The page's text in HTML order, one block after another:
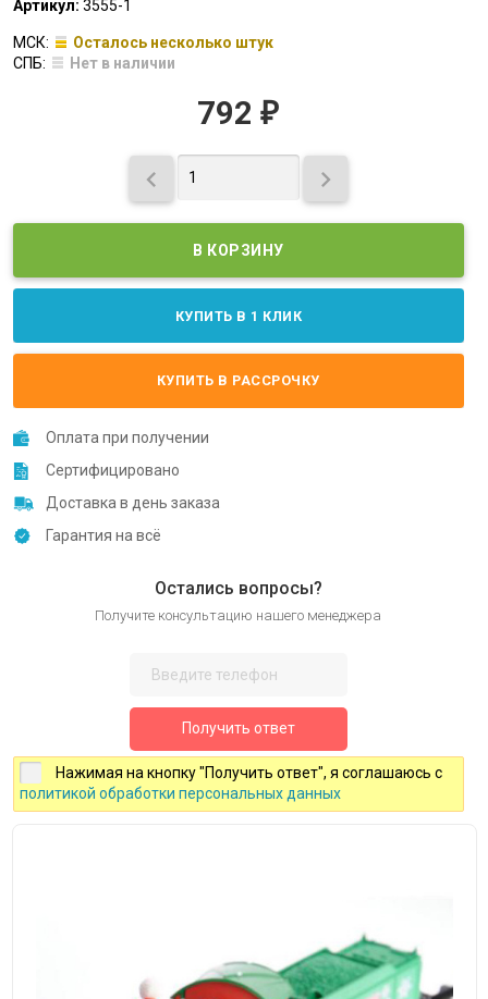
Артикул: 3555-1
МСК:
Осталось несколько штук
СПБ:
Нет в наличии
792₽
 
КУПИТЬ В 1 КЛИК
КУПИТЬ В РАССРОЧКУ
Оплата при получении
Сертифицировано
Доставка в день заказа
Гарантия на всё
Остались вопросы?
Получите консультацию нашего менеджера
Получить ответ
Нажимая на кнопку "Получить ответ", я соглашаюсь с
политикой обработки персональных данных